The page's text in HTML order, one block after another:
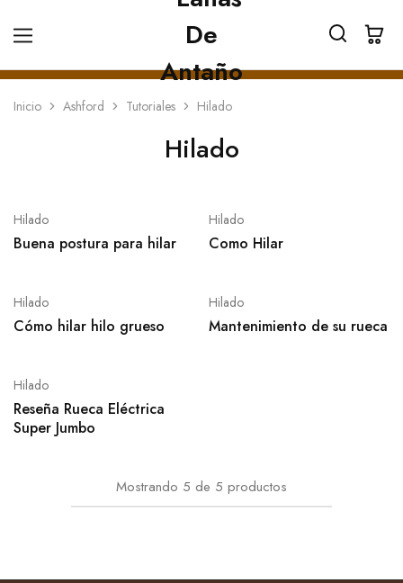
Inicio Ashford Tutoriales Hilado
Hilado
Hilado
Buena postura para hilar
Hilado
Como Hilar
Hilado
Cómo hilar hilo grueso
Hilado
Mantenimiento de su rueca
Hilado
Reseña Rueca Eléctrica
Super Jumbo
Mostrando 5 de 5 productos